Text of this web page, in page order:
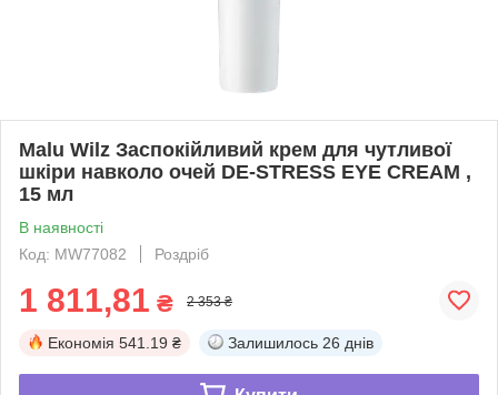
Malu Wilz Заспокійливий крем для чутливої
шкіри навколо очей DE-STRESS EYE CREAM ,
15 мл
В наявності
Код: MW77082
Роздріб
1 811,81 ₴ 2 353 ₴
Економія 541.19 ₴ Залишилось 26 днів